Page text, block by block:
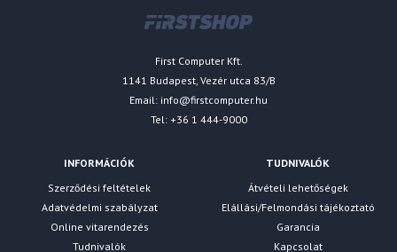
Energiafogyasztás (Maximum)300 W
Energiafelhasználás (jellemző)
Energiafogyasztás (DPMS) 0.50 W
Energiafogyasztás (kikapcsolt üzemmódban)
Energiafogyasztás (éves) 86 kWh
First Computer Kft.
1141 Budapest, Vezér utca 83/B
Email: info@firstcomputer.hu
Tel: +36 1 444-9000
INFORMÁCIÓK
Szerződési feltételek
Adatvédelmi szabályzat
Online vitarendezés
Tudnivalók
TUDNIVALÓK
Átvételi lehetőségek
Elállási/Felmondási tájékoztató
Garancia
Kapcsolat